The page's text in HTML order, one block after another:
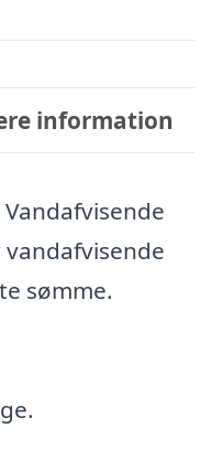
information
sømme.